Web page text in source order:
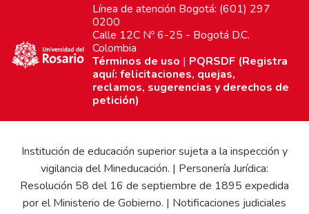
Línea de atención Bogotá: (601) 297
0200
Calle 12C Nº 6-25 - Bogotá D.C.
Colombia
Términos de uso | PQRSDF (Registra
aquí: felicitaciones, quejas,
reclamos, sugerencias y derechos de
petición)
Institución de educación superior sujeta a la inspección y
vigilancia del Mineducación. | Personería Jurídica:
Resolución 58 del 16 de septiembre de 1895 expedida
por el Ministerio de Gobierno. | Notificaciones judiciales